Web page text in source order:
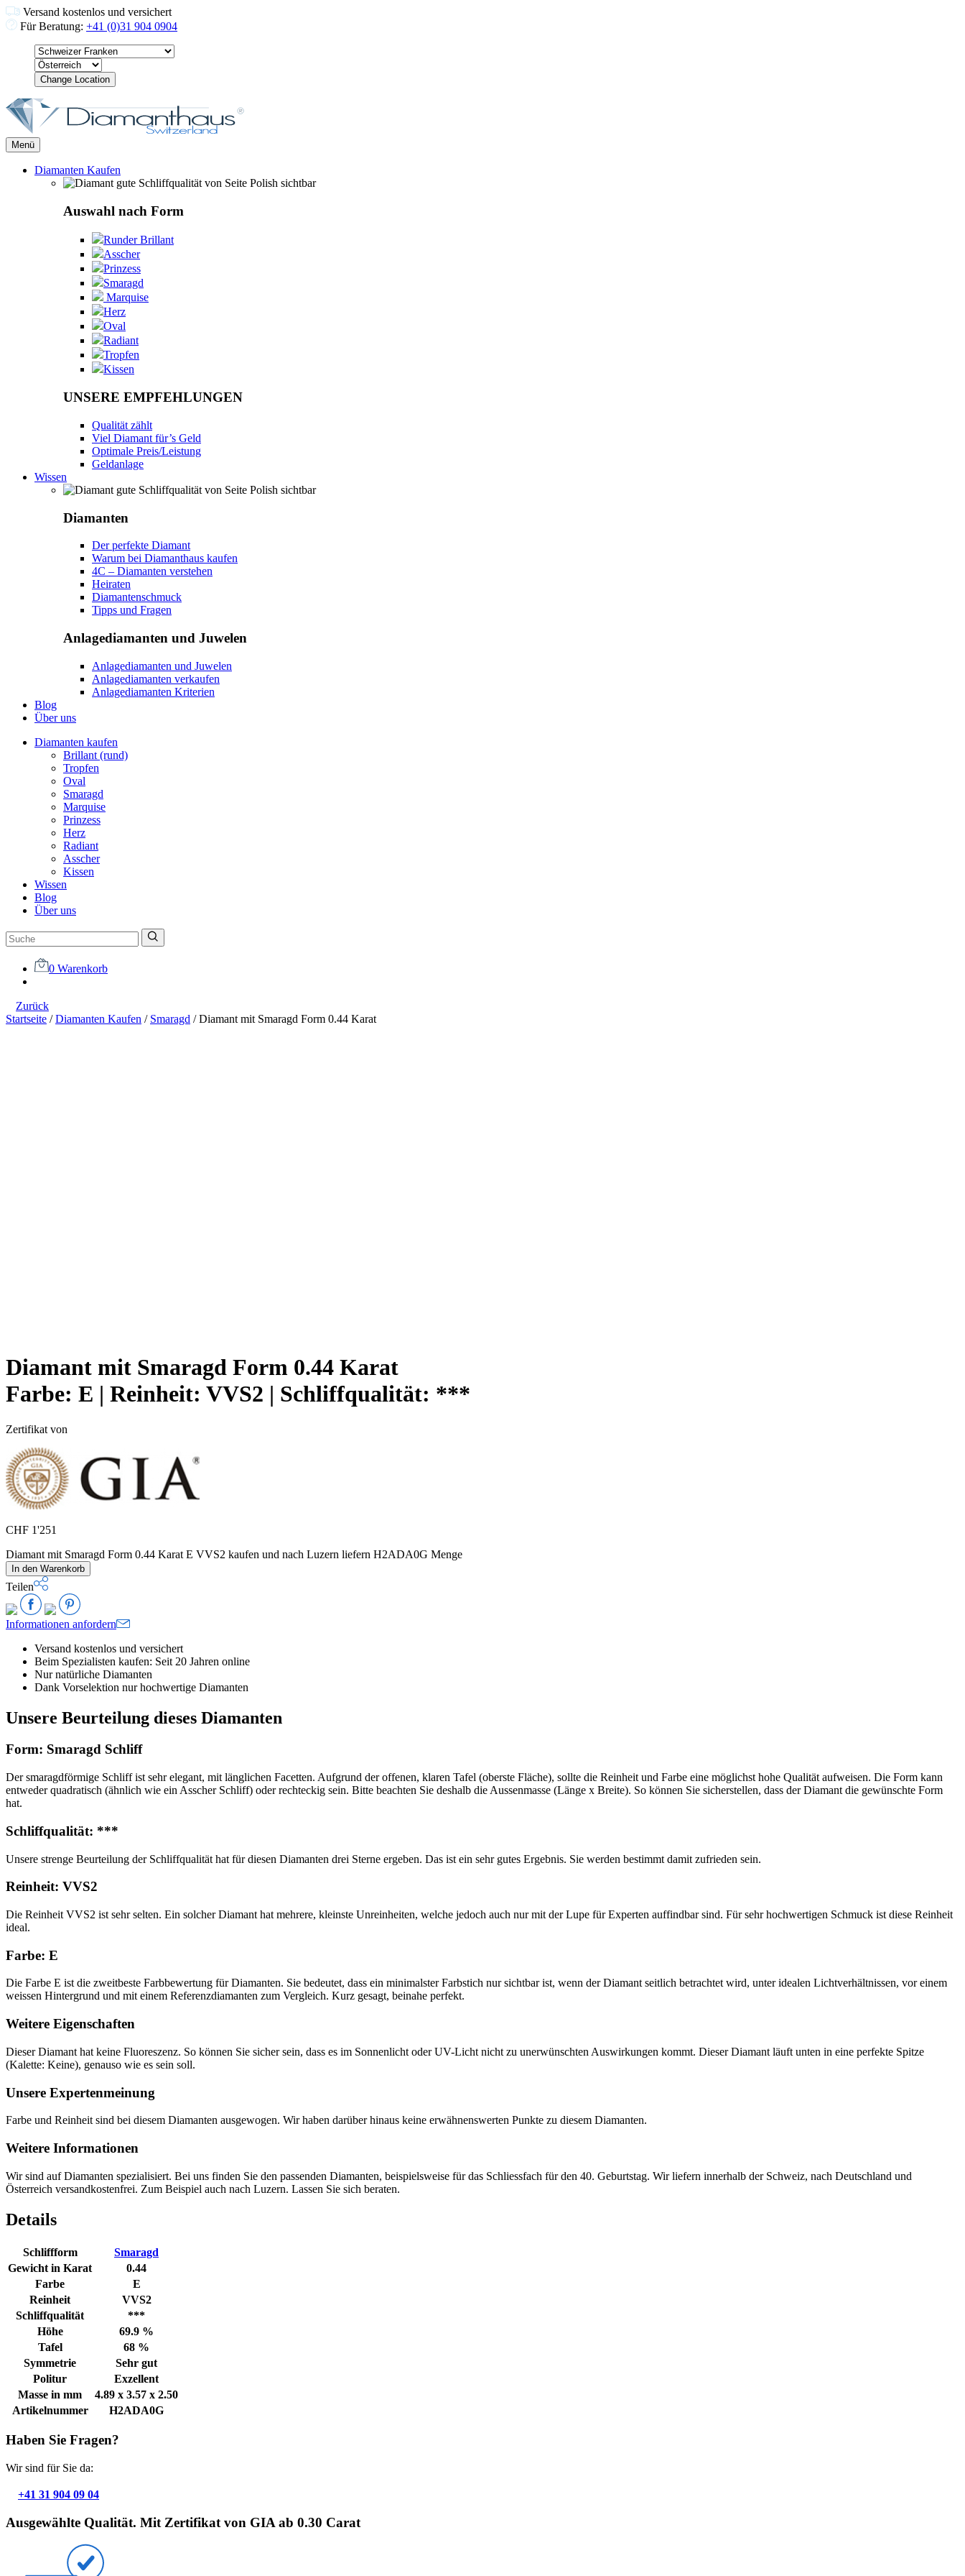
Versand kostenlos und versichert
Für Beratung: +41 (0)31 904 0904
Change Location
Menü
Diamanten Kaufen
Auswahl nach Form
Runder Brillant
Asscher
Prinzess
Smaragd
Marquise
Herz
Oval
Radiant
Tropfen
Kissen
UNSERE EMPFEHLUNGEN
Qualität zählt
Viel Diamant für’s Geld
Optimale Preis/Leistung
Geldanlage
Wissen
Diamanten
Der perfekte Diamant
Warum bei Diamanthaus kaufen
4C – Diamanten verstehen
Heiraten
Diamantenschmuck
Tipps und Fragen
Anlagediamanten und Juwelen
Anlagediamanten und Juwelen
Anlagediamanten verkaufen
Anlagediamanten Kriterien
Blog
Über uns
Diamanten kaufen
Brillant (rund)
Tropfen
Oval
Smaragd
Marquise
Prinzess
Herz
Radiant
Asscher
Kissen
Wissen
Blog
Über uns
0 Warenkorb
Zurück
Startseite /Diamanten Kaufen / Smaragd /Diamant mit Smaragd Form 0.44 Karat
Diamant mit Smaragd Form 0.44 Karat
Farbe: E | Reinheit: VVS2 | Schliffqualität: ***
Zertifikat von
CHF 1'251
Diamant mit Smaragd Form 0.44 Karat E VVS2 kaufen und nach Luzern liefern H2ADA0G Menge
In den Warenkorb
Teilen
Informationen anfordern
Versand kostenlos und versichert
Beim Spezialisten kaufen: Seit 20 Jahren online
Nur natürliche Diamanten
Dank Vorselektion nur hochwertige Diamanten
Unsere Beurteilung dieses Diamanten
Form: Smaragd Schliff
Der smaragdförmige Schliff ist sehr elegant, mit länglichen Facetten. Aufgrund der offenen, klaren Tafel (oberste Fläche), sollte die Reinheit und Farbe eine möglichst hohe Qualität aufweisen. Die Form kann
entweder quadratisch (ähnlich wie ein Asscher Schliff) oder rechteckig sein. Bitte beachten Sie deshalb die Aussenmasse (Länge x Breite). So können Sie sicherstellen, dass der Diamant die gewünschte Form
hat.
Schliffqualität: ***
Unsere strenge Beurteilung der Schliffqualität hat für diesen Diamanten drei Sterne ergeben. Das ist ein sehr gutes Ergebnis. Sie werden bestimmt damit zufrieden sein.
Reinheit: VVS2
Die Reinheit VVS2 ist sehr selten. Ein solcher Diamant hat mehrere, kleinste Unreinheiten, welche jedoch auch nur mit der Lupe für Experten auffindbar sind. Für sehr hochwertigen Schmuck ist diese Reinheit
ideal.
Farbe: E
Die Farbe E ist die zweitbeste Farbbewertung für Diamanten. Sie bedeutet, dass ein minimalster Farbstich nur sichtbar ist, wenn der Diamant seitlich betrachtet wird, unter idealen Lichtverhältnissen, vor einem
weissen Hintergrund und mit einem Referenzdiamanten zum Vergleich. Kurz gesagt, beinahe perfekt.
Weitere Eigenschaften
Dieser Diamant hat keine Fluoreszenz. So können Sie sicher sein, dass es im Sonnenlicht oder UV-Licht nicht zu unerwünschten Auswirkungen kommt. Dieser Diamant läuft unten in eine perfekte Spitze
(Kalette: Keine), genauso wie es sein soll.
Unsere Expertenmeinung
Farbe und Reinheit sind bei diesem Diamanten ausgewogen. Wir haben darüber hinaus keine erwähnenswerten Punkte zu diesem Diamanten.
Weitere Informationen
Wir sind auf Diamanten spezialisiert. Bei uns finden Sie den passenden Diamanten, beispielsweise für das Schliessfach für den 40. Geburtstag. Wir liefern innerhalb der Schweiz, nach Deutschland und
Österreich versandkostenfrei. Zum Beispiel auch nach Luzern. Lassen Sie sich beraten.
Details
Schliffform
Smaragd
Gewicht in Karat
0.44
Farbe
E
Reinheit
VVS2
Schliffqualität
***
Höhe
69.9 %
Tafel
68 %
Symmetrie
Sehr gut
Politur
Exzellent
Masse in mm
4.89 x 3.57 x 2.50
Artikelnummer
H2ADA0G
Haben Sie Fragen?
Wir sind für Sie da:
+41 31 904 09 04
Ausgewählte Qualität. Mit Zertifikat von GIA ab 0.30 Carat